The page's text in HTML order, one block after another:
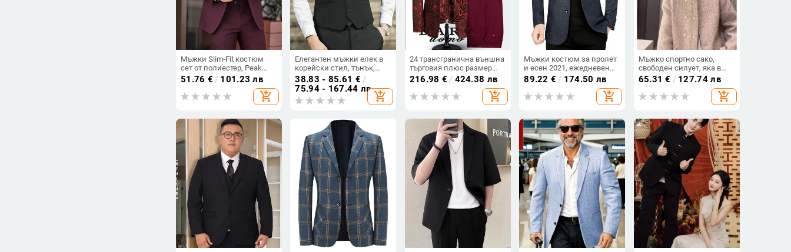
Мъжки Slim-Fit костюм
сет от полиестер, Peak
Lapel, едно копче,
централна задна цепка
51.76 € / 101.23 лв
add_shopping_cart
Елегантен мъжки елек в
корейски стил, тънък,
еднобортов, V-образна яка
38.83 - 85.61 € /
75.94 - 167.44 лв
add_shopping_cart
24 трансгранична външна
търговия плюс размер
мъжки КОСТЮМ от три
части афро-европейски и
американски КОСТЮМ
банкет парти КОСТЮМ
216.98 € / 424.38 лв
add_shopping_cart
Мъжки костюм за пролет
и есен 2021, ежедневен
бизнес, с прилепнал
кариран мъжки костюм,
градско младежко
89.22 € / 174.50 лв
add_shopping_cart
Мъжко спортно сако,
свободен силует, яка в
стил костюм, две копчета
отпред, основен плат
100% полиестер, подплата
65.31 € / 127.74 лв
add_shopping_cart